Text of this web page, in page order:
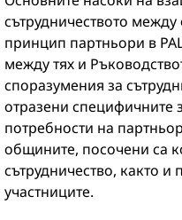
сътрудничеството
принцип партньори в
между тях и
споразумения за
отразени специфичните
потребности на
общините, посочени са
сътрудничество, както
участниците.